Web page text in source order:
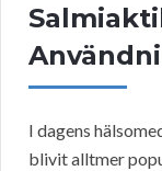
I dagens
blivit alltmer